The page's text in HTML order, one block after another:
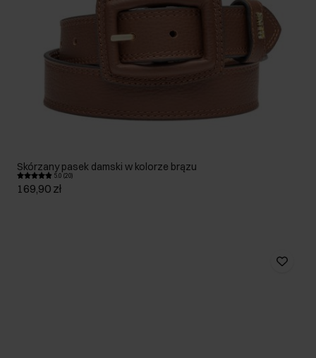
Skórzany pasek damski w kolorze brązu
5.0 (20)
169,90 zł